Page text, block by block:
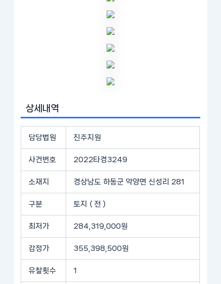
상세내역
담당법원 진주지원
사건번호 2022타경3249
소재지 경상남도 하동군 악양면 신성리 281
구분 토지 ( 전 )
최저가 284,319,000원
감정가 355,398,500원
유찰횟수 1